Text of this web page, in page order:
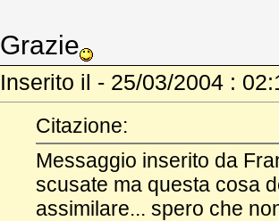
Grazie
Inserito il - 25/03/2004 :
Citazione:
Messaggio inserito da
scusate ma questa cosa
assimilare... spero che